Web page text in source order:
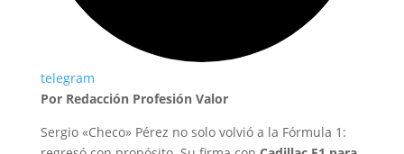
telegram
Por Redacción Profesión Valor
Sergio «Checo» Pérez no solo volvió a la Fórmula 1: